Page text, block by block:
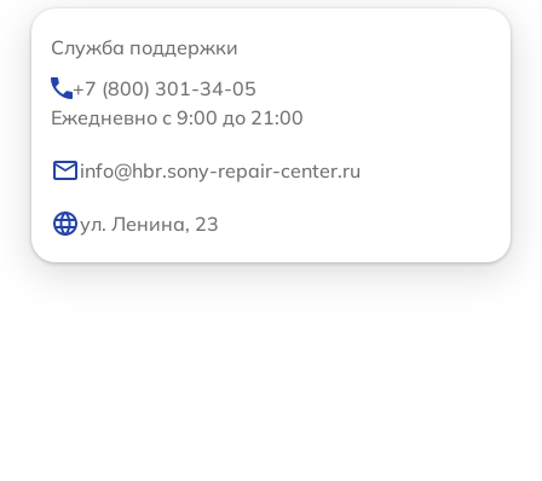
Служба поддержки
+7 (800) 301-34-05
Ежедневно с 9:00 до 21:00
info@hbr.sony-repair-center.ru
ул. Ленина, 23